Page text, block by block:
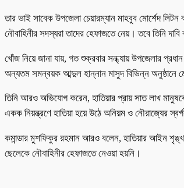
তার ভাই সাবেক উপজেলা চেয়ারম্যান মাহবুব মোর্শেদ
নৌবাহিনীর সদস্যরা তাদের হেফাজতে নেয়। তবে তিনি
খোঁজ নিয়ে জানা যায়, গত শুক্রবার সন্ধ্যায় উপজেলার
অন্যতম সমন্বয়ক আব্দুল হান্নান মাসুদ বিভিন্ন অনুষ্ঠানে
তিনি আরও অভিযোগ করেন, হাতিয়ার প্রায় সাত লাখ
একক নিয়ন্ত্রণে হাতিয়া হয়ে উঠে অনিয়ম ও নৌরাজ্যের
কমান্ডার মুশফিকুর রহমান আরও বলেন, হাতিয়ার আইন
ছেলেকে নৌবাহিনীর হেফাজতে নেওয়া হয়নি।